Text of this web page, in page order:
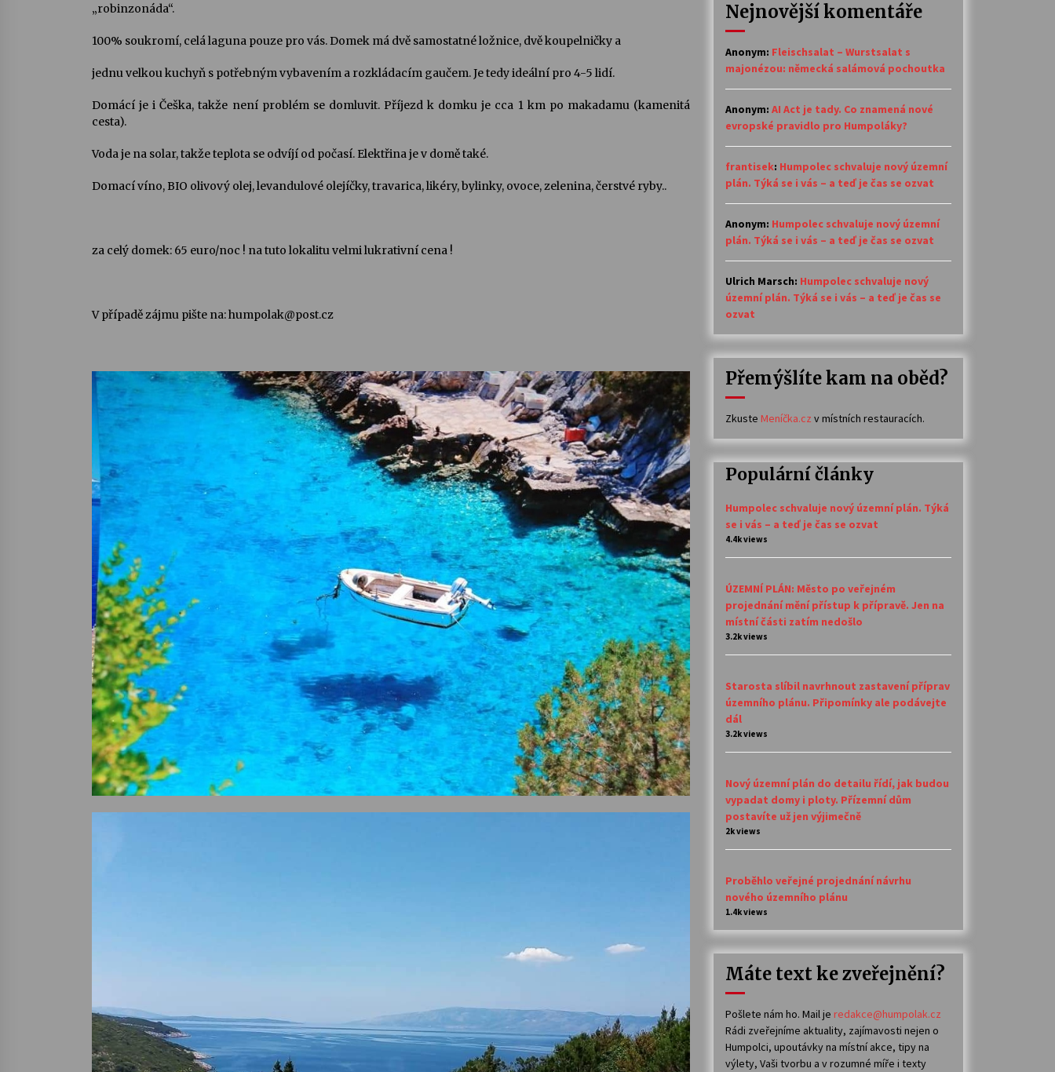
Želivě ožije odkaz Josefa Čapka
Klášteře Želiv
30. 6. 2026
„robinzonáda“.
100% soukromí, celá laguna pouze pro vás. Domek má dvě samostatné ložnice, dvě koupelničky a
jednu velkou kuchyň s potřebným vybavením a rozkládacím gaučem. Je tedy ideální pro 4-5 lidí.
Domácí je i Češka, takže není problém se domluvit. Příjezd k domku je cca 1 km po makadamu (kamenitá
cesta).
Voda je na solar, takže teplota se odvíjí od počasí. Elektřina je v domě také.
Domací víno, BIO olivový olej, levandulové olejíčky, travarica, likéry, bylinky, ovoce, zelenina, čerstvé ryby..
za celý domek: 65 euro/noc ! na tuto lokalitu velmi lukrativní cena !
V případě zájmu pište na: humpolak@post.cz
Nejnovější komentáře
Anonym: Fleischsalat – Wurstsalat s
majonézou: německá salámová pochoutka
Anonym: AI Act je tady. Co znamená nové
evropské pravidlo pro Humpoláky?
frantisek: Humpolec schvaluje nový územní
plán. Týká se i vás – a teď je čas se ozvat
Anonym: Humpolec schvaluje nový územní
plán. Týká se i vás – a teď je čas se ozvat
Ulrich Marsch: Humpolec schvaluje nový
územní plán. Týká se i vás – a teď je čas se
ozvat
Přemýšlíte kam na oběd?
Zkuste Meníčka.cz v místních restauracích.
Populární články
Humpolec schvaluje nový územní plán. Týká
se i vás – a teď je čas se ozvat
4.4k views
ÚZEMNÍ PLÁN: Město po veřejném
projednání mění přístup k přípravě. Jen na
místní části zatím nedošlo
3.2k views
Starosta slíbil navrhnout zastavení příprav
územního plánu. Připomínky ale podávejte
dál
3.2k views
Nový územní plán do detailu řídí, jak budou
vypadat domy i ploty. Přízemní dům
postavíte už jen výjimečně
2k views
Proběhlo veřejné projednání návrhu
nového územního plánu
1.4k views
Máte text ke zveřejnění?
Pošlete nám ho. Mail je redakce@humpolak.cz
Rádi zveřejníme aktuality, zajímavosti nejen o
Humpolci, upoutávky na místní akce, tipy na
výlety, Vaši tvorbu a v rozumné míře i texty